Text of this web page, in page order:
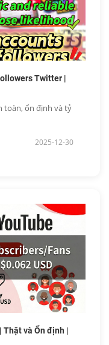
Twitter |
toàn, ổn định và tỷ
2025-12-30
Thật và Ổn định |